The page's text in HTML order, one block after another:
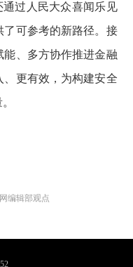
通过人民大众喜闻乐见
了可参考的新路径。接
、多方协作推进金融
更有效，为构建安全
编辑部观点